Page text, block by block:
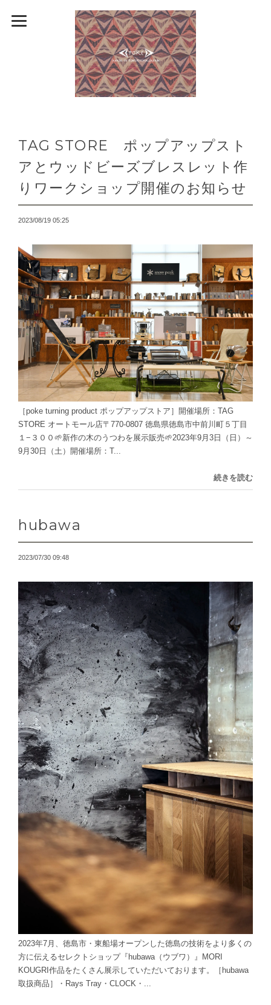
TAG STORE ポップアップスト
アとウッドビーズブレスレット作
りワークショップ開催のお知らせ
2023/08/19 05:25
［poke turning product ポップアップストア］開催場所：TAG
STORE オートモール店〒770-0807 徳島県徳島市中前川町５丁目
１−３００🌱新作の木のうつわを展示販売🌱2023年9月3日（日）～
9月30日（土）開催場所：T...
続きを読む
hubawa
2023/07/30 09:48
2023年7月、徳島市・東船場オープンした徳島の技術をより多くの
方に伝えるセレクトショップ『hubawa（ウブワ）』MORI
KOUGRI作品をたくさん展示していただいております。［hubawa
取扱商品］・Rays Tray・CLOCK・...